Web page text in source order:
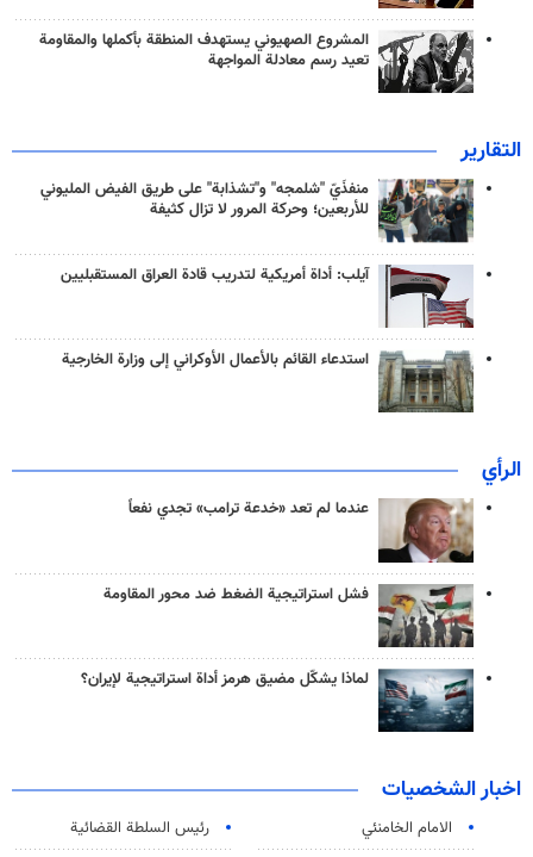
المشروع الصهيوني يستهدف المنطقة بأكملها والمقاومة
تعيد رسم معادلة المواجهة
التقارير
منفذَيّ "شلمجه" و"تشذابة" على طريق الفيض المليوني
للأربعين؛ وحركة المرور لا تزال كثيفة
آيلب: أداة أمريكية لتدريب قادة العراق المستقبليين
استدعاء القائم بالأعمال الأوكراني إلى وزارة الخارجية
الرأي
عندما لم تعد «خدعة ترامب» تجدي نفعاً
فشل استراتيجية الضغط ضد محور المقاومة
لماذا يشكّل مضيق هرمز أداة استراتيجية لإيران؟
اخبار الشخصيات
الامام الخامنئي
رئیس السلطة القضائیة